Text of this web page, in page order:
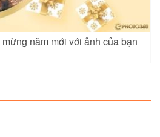
năm mới với ảnh của bạn